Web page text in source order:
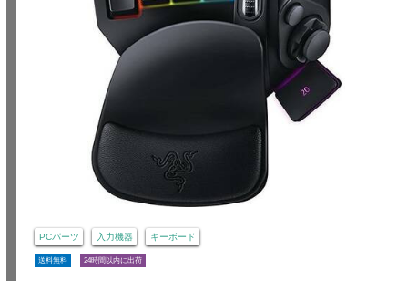
PCパーツ 入力機器 キーボード
送料無料 24時間以内に出荷